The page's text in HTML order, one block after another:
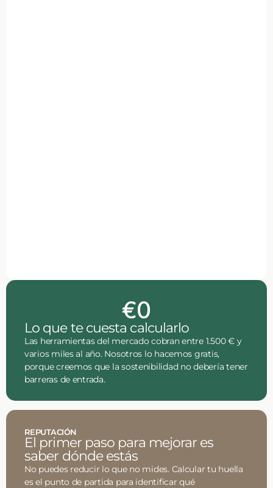
€0
Lo que te cuesta calcularlo
Las herramientas del mercado cobran entre 1.500 € y
varios miles al año. Nosotros lo hacemos gratis,
porque creemos que la sostenibilidad no debería tener
barreras de entrada.
REPUTACIÓN
El primer paso para mejorar es
saber dónde estás
No puedes reducir lo que no mides. Calcular tu huella
es el punto de partida para identificar qué